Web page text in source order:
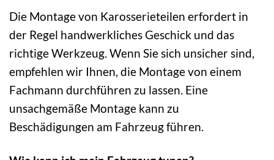
Die Montage von Karosserieteilen erfordert in
der Regel handwerkliches Geschick und das
richtige Werkzeug. Wenn Sie sich unsicher sind,
empfehlen wir Ihnen, die Montage von einem
Fachmann durchführen zu lassen. Eine
unsachgemäße Montage kann zu
Beschädigungen am Fahrzeug führen.